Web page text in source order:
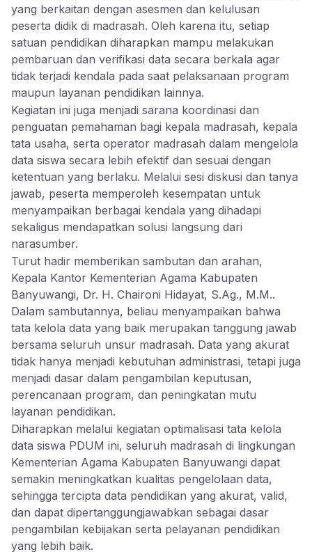
yang berkaitan dengan asesmen dan kelulusan
peserta didik di madrasah. Oleh karena itu, setiap
satuan pendidikan diharapkan mampu melakukan
pembaruan dan verifikasi data secara berkala agar
tidak terjadi kendala pada saat pelaksanaan program
maupun layanan pendidikan lainnya.
Kegiatan ini juga menjadi sarana koordinasi dan
penguatan pemahaman bagi kepala madrasah, kepala
tata usaha, serta operator madrasah dalam mengelola
data siswa secara lebih efektif dan sesuai dengan
ketentuan yang berlaku. Melalui sesi diskusi dan tanya
jawab, peserta memperoleh kesempatan untuk
menyampaikan berbagai kendala yang dihadapi
sekaligus mendapatkan solusi langsung dari
narasumber.
Turut hadir memberikan sambutan dan arahan,
Kepala Kantor Kementerian Agama Kabupaten
Banyuwangi, Dr. H. Chaironi Hidayat, S.Ag., M.M..
Dalam sambutannya, beliau menyampaikan bahwa
tata kelola data yang baik merupakan tanggung jawab
bersama seluruh unsur madrasah. Data yang akurat
tidak hanya menjadi kebutuhan administrasi, tetapi juga
menjadi dasar dalam pengambilan keputusan,
perencanaan program, dan peningkatan mutu
layanan pendidikan.
Diharapkan melalui kegiatan optimalisasi tata kelola
data siswa PDUM ini, seluruh madrasah di lingkungan
Kementerian Agama Kabupaten Banyuwangi dapat
semakin meningkatkan kualitas pengelolaan data,
sehingga tercipta data pendidikan yang akurat, valid,
dan dapat dipertanggungjawabkan sebagai dasar
pengambilan kebijakan serta pelayanan pendidikan
yang lebih baik.